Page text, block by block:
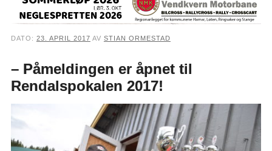
DATO: 23. APRIL 2017 AV STIAN ORMESTAD
– Påmeldingen er åpnet til
Rendalspokalen 2017!